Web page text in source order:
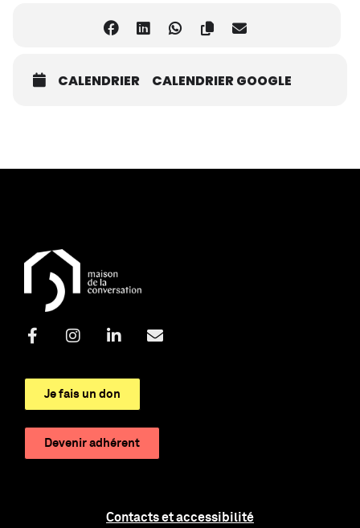
CALENDRIER CALENDRIER GOOGLE
Je fais un don
Devenir adhérent
Contacts et accessibilité